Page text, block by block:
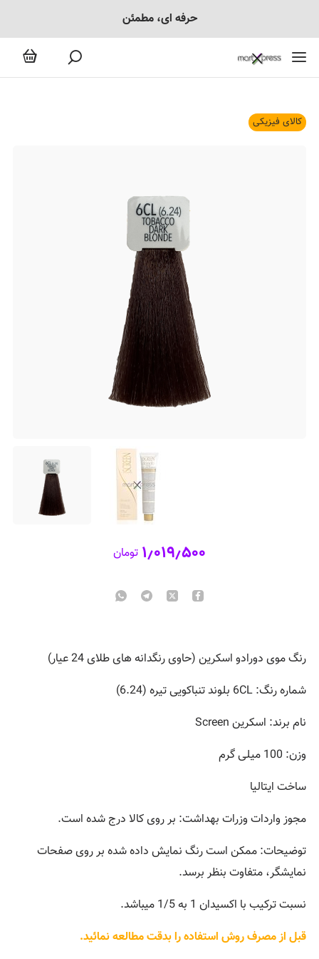
حرفه ای، مطمئن
کالای فیزیکی
۱٫۰۱۹٫۵۰۰ تومان
رنگ موی دورادو اسکرین (حاوی رنگدانه های طلای 24 عیار)
شماره رنگ: 6CL بلوند تنباکویی تیره (6.24)
نام برند: اسکرین Screen
وزن: 100 میلی گرم
ساخت ایتالیا
مجوز واردات وزرات بهداشت: بر روی کالا درج شده است.
توضیحات: ممکن است رنگ نمایش داده شده بر روی صفحات
نمایشگر، متفاوت بنظر برسد.
نسبت ترکیب با اکسیدان 1 به 1/5 میباشد.
قبل از مصرف روش استفاده را بدقت مطالعه نمائید.